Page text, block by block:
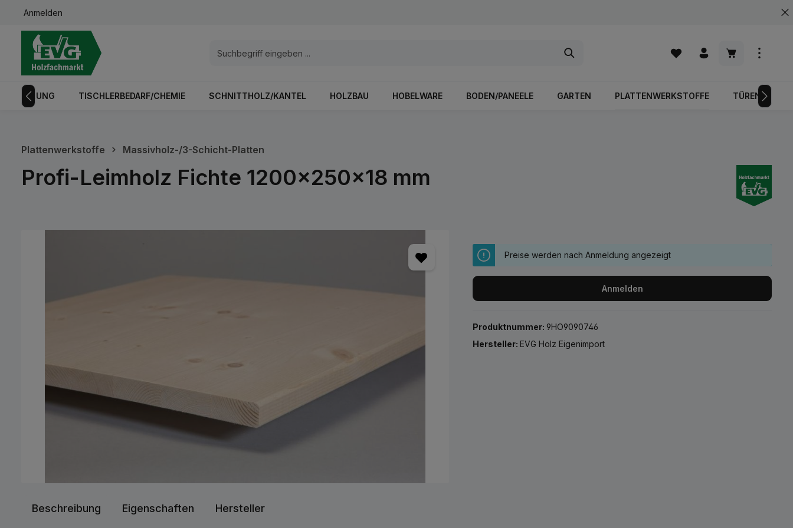
Zur Hauptnavigation springen
Anmelden
Warenkorb
TISCHLERBEDARF/CHEMIE SCHNITTHOLZ/KANTEL HOLZBAU HOBELWARE BODEN/PANEELE GARTEN PLATTENWERKSTOFFE TÜREN
Plattenwerkstoffe Massivholz-/3-Schicht-Platten
Profi-Leimholz Fichte 1200x250x18 mm
Preise werden nach Anmeldung angezeigt
Anmelden
Produktnummer: 9HO9090746
Hersteller:EVG Holz Eigenimport
Beschreibung Eigenschaften Hersteller